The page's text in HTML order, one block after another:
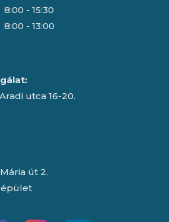
8:00 - 15:30
8:00 - 13:00
utca 16-20.
út 2.
épület